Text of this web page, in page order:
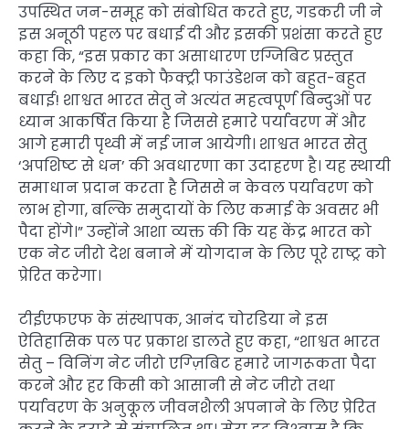
उपस्थित जन-समूह को संबोधित करते हुए, गडकरी जी ने
इस अनूठी पहल पर बधाई दी और इसकी प्रशंसा करते हुए
कहा कि, “इस प्रकार का असाधारण एग्जिबिट प्रस्तुत
करने के लिए द इको फैक्ट्री फाउंडेशन को बहुत-बहुत
बधाई! शाश्वत भारत सेतु ने अत्यंत महत्वपूर्ण बिन्दुओं पर
ध्यान आकर्षित किया है जिससे हमारे पर्यावरण में और
आगे हमारी पृथ्वी में नई जान आयेगी। शाश्वत भारत सेतु
‘अपशिष्ट से धन’ की अवधारणा का उदाहरण है। यह स्थायी
समाधान प्रदान करता है जिससे न केवल पर्यावरण को
लाभ होगा, बल्कि समुदायों के लिए कमाई के अवसर भी
पैदा होंगे।” उन्होंने आशा व्यक्त की कि यह केंद्र भारत को
एक नेट जीरो देश बनाने में योगदान के लिए पूरे राष्ट्र को
प्रेरित करेगा।
टीईएफएफ के संस्थापक, आनंद चोरडिया ने इस
ऐतिहासिक पल पर प्रकाश डालते हुए कहा, “शाश्वत भारत
सेतु – विनिंग नेट जीरो एग्ज़िबिट हमारे जागरूकता पैदा
करने और हर किसी को आसानी से नेट जीरो तथा
पर्यावरण के अनुकूल जीवनशैली अपनाने के लिए प्रेरित